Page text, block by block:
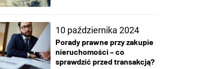
10 października 2024
Porady prawne przy zakupie
nieruchomości – co
sprawdzić przed transakcją?